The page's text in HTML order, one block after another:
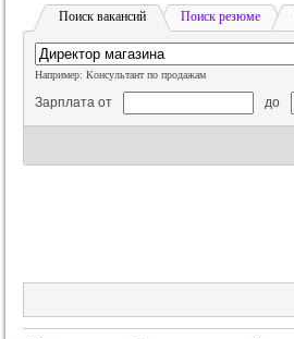
Поиск вакансий Поиск резюме
Например: Консультант по продажам
Зарплата от до